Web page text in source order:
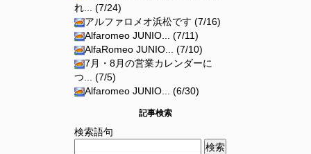
れ... (7/24)
アルファロメオ浜松です (7/16)
Alfaromeo JUNIO... (7/11)
AlfaRomeo JUNIO... (7/10)
7月・8月の営業カレンダーに
つ... (7/5)
Alfaromeo JUNIO... (6/30)
記事検索
検索語句